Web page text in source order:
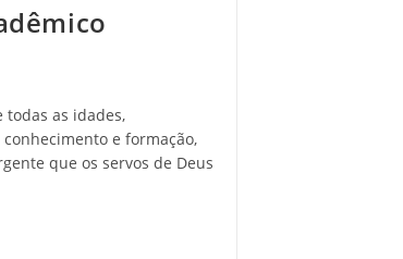
todas as idades,
e formação,
que os servos de Deus